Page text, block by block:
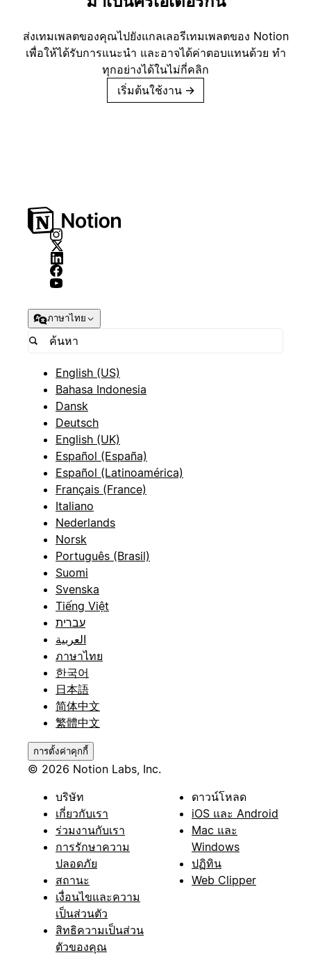
ส่งเทมเพลตของคุณไปยังแกลเลอรีเทมเพลตของ Notion
เพื่อให้ได้รับการแนะนำ และอาจได้ค่าตอบแทนด้วย ทำ
ทุกอย่างได้ในไม่กี่คลิก
เริ่มต้นใช้งาน →
ภาษาไทย
English (US)
Bahasa Indonesia
Dansk
Deutsch
English (UK)
Español (España)
Español (Latinoamérica)
Français (France)
Italiano
Nederlands
Norsk
Português (Brasil)
Suomi
Svenska
Tiếng Việt
עברית
العربية
ภาษาไทย
한국어
日本語
简体中文
繁體中文
การตั้งค่าคุกกี้
© 2026 Notion Labs, Inc.
บริษัท
เกี่ยวกับเรา
ร่วมงานกับเรา
การรักษาความ
ปลอดภัย
สถานะ
เงื่อนไขและความ
เป็นส่วนตัว
สิทธิความเป็นส่วน
ตัวของคุณ
ดาวน์โหลด
iOS และ Android
Mac และ
Windows
ปฏิทิน
Web Clipper